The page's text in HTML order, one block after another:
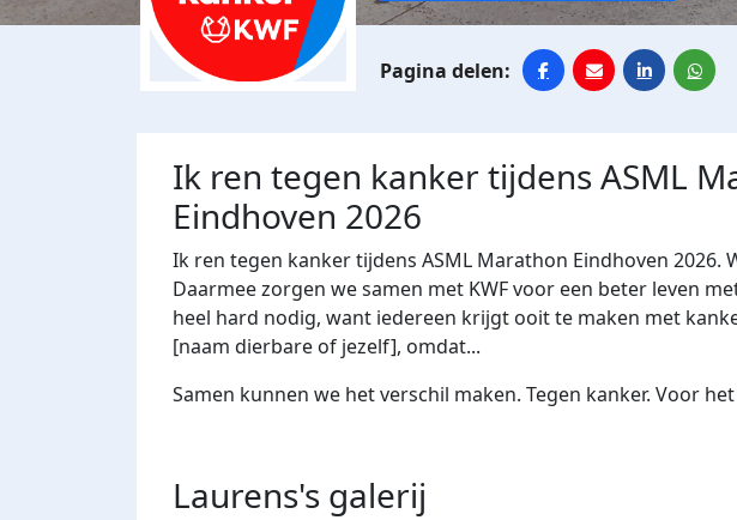
Ik ren tegen kanker tijdens ASML
Eindhoven 2026
Ik ren tegen kanker tijdens ASML Marathon Eindhoven 2026.
Daarmee zorgen we samen met KWF voor een beter leven
heel hard nodig, want iedereen krijgt ooit te maken met
[naam dierbare of jezelf], omdat...
Samen kunnen we het verschil maken. Tegen kanker. Voor
Laurens's galerij